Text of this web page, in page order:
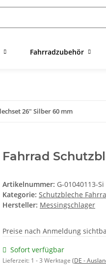
Fahrradzubehör
26" Silber 60 mm
Fahrrad
Artikelnummer: G-01040113-Si
Kategorie: Schutzbleche
Hersteller: Messingschlager
Preise nach Anmeldung
Sofort verfügbar
Lieferzeit: 1 - 3 Werktage (DE -